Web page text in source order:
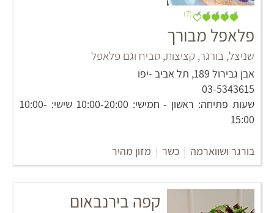
(7)
פלאפל מבורך
שניצל, בורגר, קציצות, סביח וגם פלאפל
אבן גבירול 189, תל אביב -יפו
03-5343615
שעות פתיחה: ראשון - חמישי: 10:00-20:00 שישי: 10:00-
15:00
בורגר ושווארמה | כשר | מזון מהיר
קפה בירנבאום